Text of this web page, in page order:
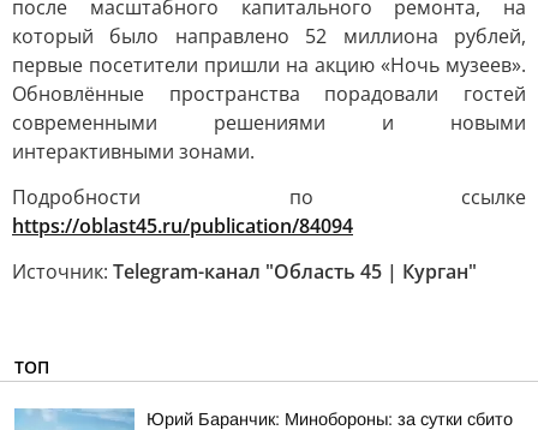
после масштабного капитального ремонта, на
который было направлено 52 миллиона рублей,
первые посетители пришли на акцию «Ночь музеев».
Обновлённые пространства порадовали гостей
современными решениями и новыми
интерактивными зонами.
Подробности по ссылке
https://oblast45.ru/publication/84094
Источник: Telegram-канал "Область 45 | Курган"
ТОП
Юрий Баранчик: Минобороны: за сутки сбито